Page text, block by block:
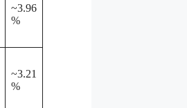
~3.96
%
~3.21
%